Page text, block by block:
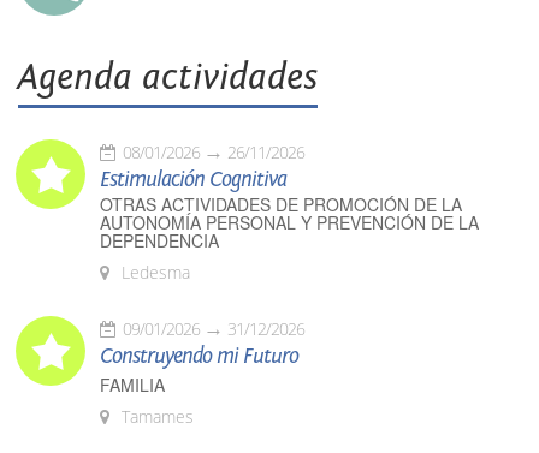
Agenda actividades
08/01/2026 26/11/2026
Estimulación Cognitiva
OTRAS ACTIVIDADES DE PROMOCIÓN DE LA
AUTONOMÍA PERSONAL Y PREVENCIÓN DE LA
DEPENDENCIA
Ledesma
09/01/2026 31/12/2026
Construyendo mi Futuro
FAMILIA
Tamames